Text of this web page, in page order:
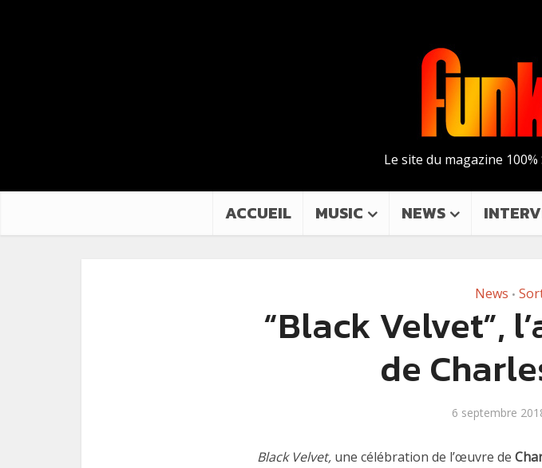
Le site du magazine
ACCUEIL MUSIC NEWS
News •
“Black Velvet”,
de
6 septembre
Black Velvet, une célébration de l’œuvre de